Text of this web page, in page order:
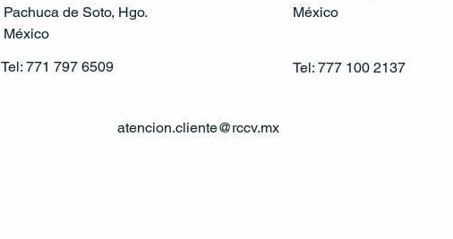
Pachuca de Soto, Hgo.
México
Tel: 771 797 6509
México
Tel: 777 100 2137
atencion.cliente@rccv.mx